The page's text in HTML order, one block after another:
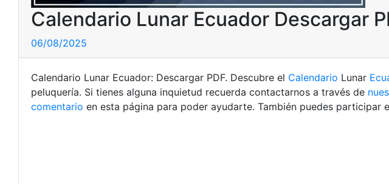
Calendario Lunar Ecuador Descargar
06/08/2025
Calendario Lunar Ecuador: Descargar PDF. Descubre el Calendario Lunar
peluquería. Si tienes alguna inquietud recuerda contactarnos a través de
comentario en esta página para poder ayudarte. También puedes participar